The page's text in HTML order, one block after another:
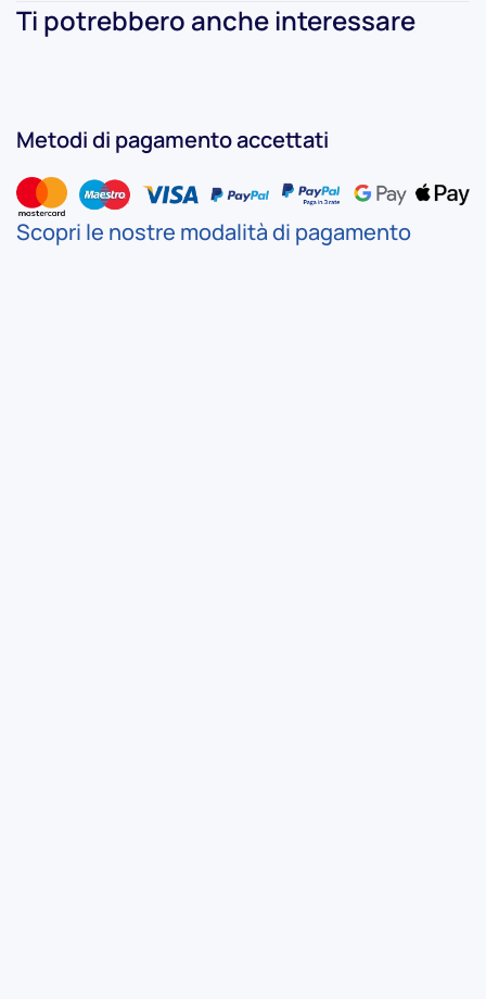
Up
quantità
Ti potrebbero anche interessare
Metodi di pagamento accettati
Scopri le nostre modalità di pagamento